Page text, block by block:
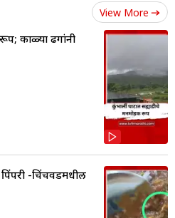
View More
रूप; काळ्या ढगांनी
-चिंचवडमधील